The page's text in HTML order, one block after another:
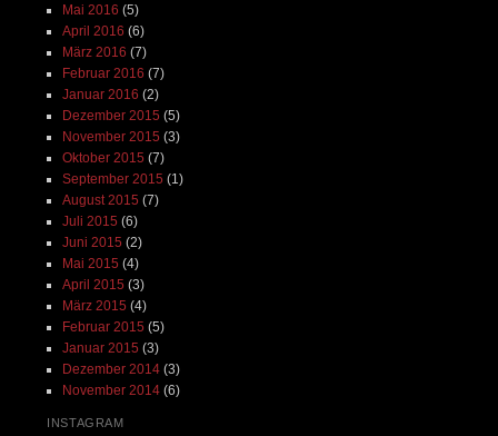
Mai 2016 (5)
April 2016 (6)
März 2016 (7)
Februar 2016 (7)
Januar 2016 (2)
Dezember 2015 (5)
November 2015 (3)
Oktober 2015 (7)
September 2015 (1)
August 2015 (7)
Juli 2015 (6)
Juni 2015 (2)
Mai 2015 (4)
April 2015 (3)
März 2015 (4)
Februar 2015 (5)
Januar 2015 (3)
Dezember 2014(3)
November 2014(6)
INSTAGRAM